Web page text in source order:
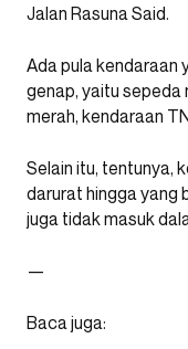
Jalan Rasuna Said.
Ada pula kendaraan
genap, yaitu sepeda
merah, kendaraan
Selain itu, tentunya,
darurat hingga yang
juga tidak masuk
—
Baca juga: